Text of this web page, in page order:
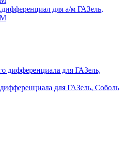
для а/м ГАЗель,
для ГАЗель, Соболь